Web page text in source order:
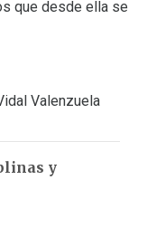
que desde ella se
Valenzuela
y